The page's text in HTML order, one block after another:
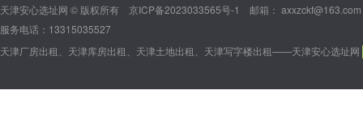
天津安心选址网 © 版权所有 京ICP备2023033565号-1 邮箱： axxzckf@163.com
服务电话：13315035527
天津厂房出租、天津库房出租、天津土地出租、天津写字楼出租——天津安心选址网